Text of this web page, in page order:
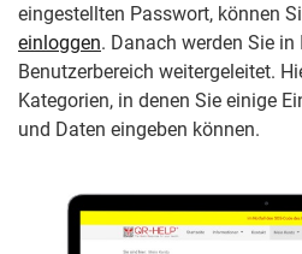
eingestellten Passwort, können
einloggen. Danach werden Sie
Benutzerbereich weitergeleitet.
Kategorien, in denen Sie einige
und Daten eingeben können.